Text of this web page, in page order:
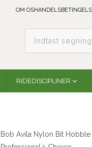
OM OS
RIDEDISCIPLINER
Bob Avila Nylon Bit Hobble